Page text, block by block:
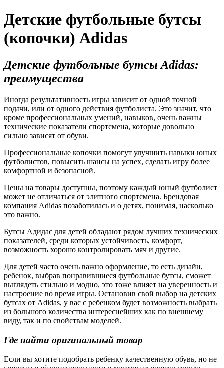
Детские футбольные бутсы
(копочки) Adidas
Детские футбольные бутсы Adidas:
преимущества
Иногда результативность игры зависит от одной точной
подачи, или от одного действия футболиста. Это значит, что
кроме профессиональных умений, навыков, очень важны
технические показатели спортсмена, которые довольно
сильно зависят от обуви.
Профессиональные копочки помогут улучшить навыки юных
футболистов, повысить шансы на успех, сделать игру более
комфортной и безопасной.
Цены на товары доступны, поэтому каждый юный футболист
может не отличаться от элитного спортсмена. Брендовая
компания Adidas позаботилась и о детях, понимая, насколько
это важно.
Бутсы Адидас для детей обладают рядом лучших технических
показателей, среди которых устойчивость, комфорт,
возможность хорошо контролировать мяч и другие.
Для детей часто очень важно оформление, то есть дизайн,
ребенок, выбрав понравившиеся футбольные бутсы, сможет
выглядеть стильно и модно, это тоже влияет на уверенность и
настроение во время игры. Остановив свой выбор на детских
бутсах от Adidas, у вас с ребенком будет возможность выбрать
из большого количества интереснейших как по внешнему
виду, так и по свойствам моделей.
Где найти оригинальный товар
Если вы хотите подобрать ребенку качественную обувь, но не